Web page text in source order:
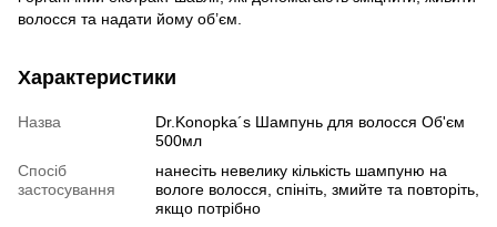
волосся та надати йому об’єм.
Характеристики
Назва
Dr.Konopka´s Шампунь для волосся Об'єм
500мл
Спосіб
застосування
нанесіть невелику кількість шампуню на
вологе волосся, спініть, змийте та повторіть,
якщо потрібно